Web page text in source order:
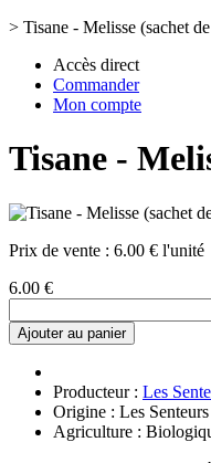
> Tisane - Melisse (sachet
Accès direct
Commander
Mon compte
Tisane -
Prix de vente : 6.00 € l'unité
6.00 €
Ajouter au panier
Producteur : Les
Origine : Les
Agriculture :